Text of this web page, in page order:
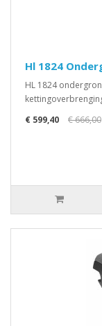
Hl 1824
HL 1824
€ 599,40
€ 666,00